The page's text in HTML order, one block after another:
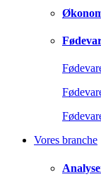
Vores branche